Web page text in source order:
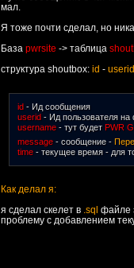
мал.
Я тоже почти сделал, но
База pwrsite -> таблица
структура shoutbox: id - userid
id - Ид сообщения
userid - Ид пользователя на
username - тут будет PWR
message - сообщение -
time - текущее время - для
Как делал я:
я сделал скелет в .sql файле
проблему с добавлением